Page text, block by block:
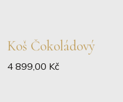
Koš Čokoládový
4 899,00 Kč